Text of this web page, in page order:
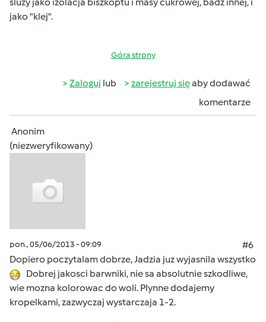
sluzy jako izolacja biszkoptu i masy cukrowej, badz innej, i
jako "klej".
Góra strony
Zaloguj lub zarejestruj sięaby dodawać
komentarze
Anonim
(niezweryfikowany)
pon., 05/06/2013 - 09:09
#6
Dopiero poczytalam dobrze, Jadzia juz wyjasnila wszystko
Dobrej jakosci barwniki, nie sa absolutnie szkodliwe,
wie mozna kolorowac do woli. Plynne dodajemy
kropelkami, zazwyczaj wystarczaja 1-2.